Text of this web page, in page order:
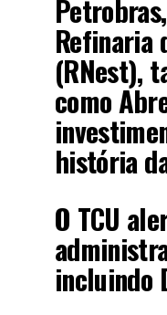
Refinaria
(RNest),
como
história
O TCU
incluindo